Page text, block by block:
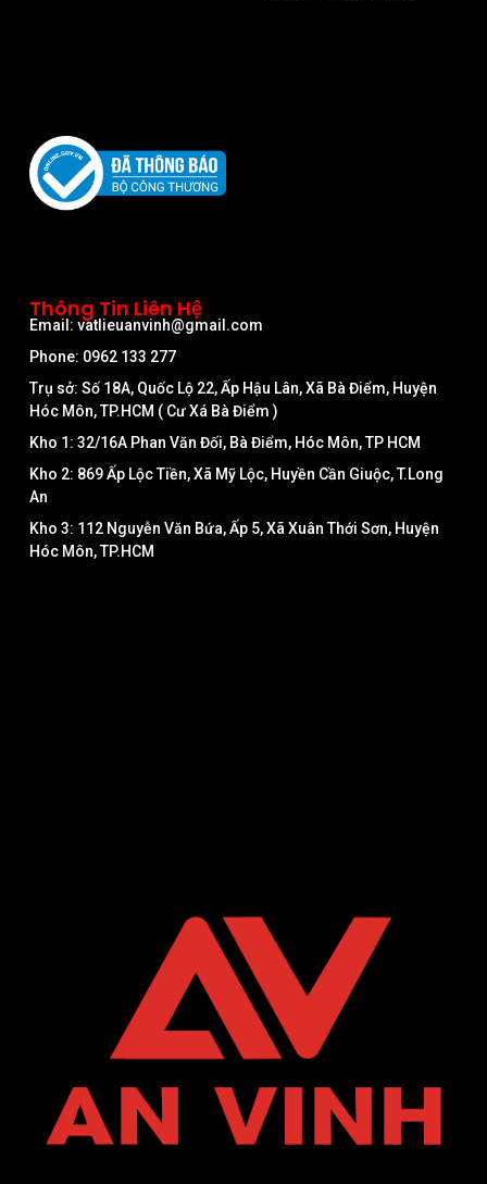
Thông Tin Liên Hệ
Email: vatlieuanvinh@gmail.com
Phone: 0962 133 277
Trụ sở: Số 18A, Quốc Lộ 22, Ấp Hậu Lân, Xã Bà Điểm, Huyện
Hóc Môn, TP.HCM ( Cư Xá Bà Điểm )
Kho 1: 32/16A Phan Văn Đối, Bà Điểm, Hóc Môn, TP HCM
Kho 2: 869 Ấp Lộc Tiền, Xã Mỹ Lộc, Huyền Cần Giuộc, T.Long
An
Kho 3: 112 Nguyễn Văn Bứa, Ấp 5, Xã Xuân Thới Sơn, Huyện
Hóc Môn, TP.HCM